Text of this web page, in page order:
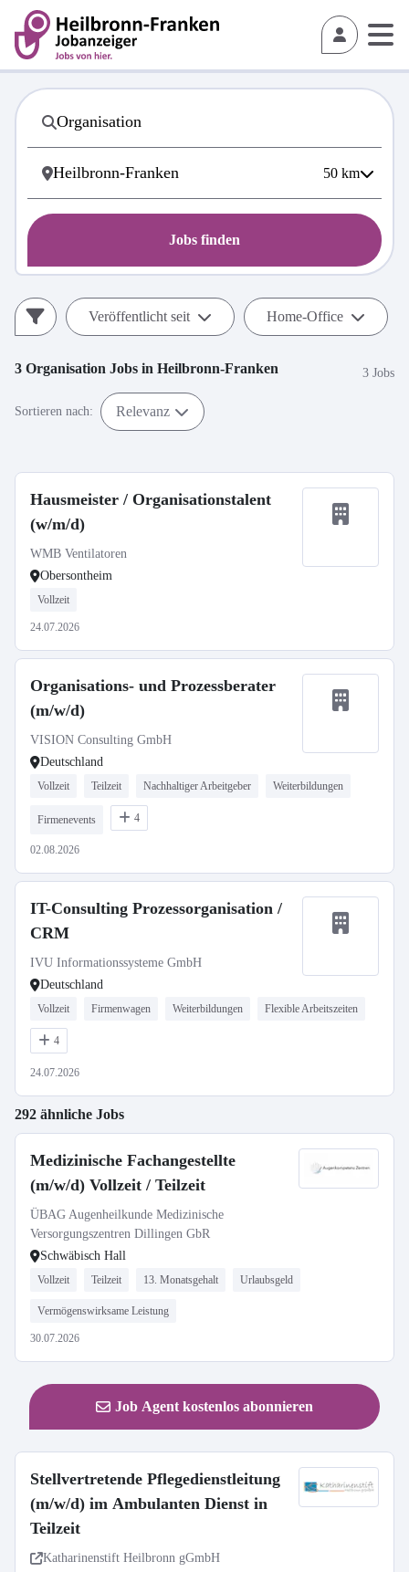
50 km
Jobs finden
Veröffentlicht seit Home-Office
3 Organisation Jobs in Heilbronn-Franken 3 Jobs
Sortieren nach: Relevanz
Hausmeister / Organisationstalent
(w/m/d)
WMB Ventilatoren
Obersontheim
Vollzeit
24.07.2026
Organisations- und Prozessberater
(m/w/d)
VISION Consulting GmbH
Deutschland
Vollzeit Teilzeit Nachhaltiger Arbeitgeber Weiterbildungen
Firmenevents 4
02.08.2026
IT-Consulting Prozessorganisation /
CRM
IVU Informationssysteme GmbH
Deutschland
Vollzeit Firmenwagen Weiterbildungen Flexible Arbeitszeiten
4
24.07.2026
292 ähnliche Jobs
Medizinische Fachangestellte
(m/w/d) Vollzeit / Teilzeit
ÜBAG Augenheilkunde Medizinische
Versorgungszentren Dillingen GbR
Schwäbisch Hall
Vollzeit Teilzeit 13. Monatsgehalt Urlaubsgeld
Vermögenswirksame Leistung
30.07.2026
Job Agent kostenlos abonnieren
Stellvertretende Pflegedienstleitung
(m/w/d) im Ambulanten Dienst in
Teilzeit
Katharinenstift Heilbronn gGmbH